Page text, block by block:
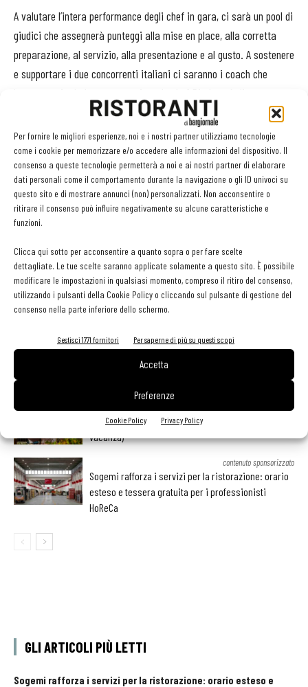
Per fornire le migliori esperienze, noi e i nostri partner utilizziamo tecnologie
come i cookie per memorizzare e/o accedere alle informazioni del dispositivo. Il
consenso a queste tecnologie permetterà a noi e ai nostri partner di elaborare
dati personali come il comportamento durante la navigazione o gli ID univoci su
questo sito e di mostrare annunci (non) personalizzati. Non acconsentire o
ritirare il consenso può influire negativamente su alcune caratteristiche e
funzioni.
Clicca qui sotto per acconsentire a quanto sopra o per fare scelte
dettagliate. Le tue scelte saranno applicate solamente a questo sito. È possibile
modificare le impostazioni in qualsiasi momento, compreso il ritiro del consenso,
utilizzando i pulsanti della Cookie Policy o cliccando sul pulsante di gestione del
consenso nella parte inferiore dello schermo.
Gestisci 1771 fornitori Per saperne di più su questi scopi
Accetta
Preferenze
Cookie Policy Privacy Policy
A valutare l’intera performance degli chef in gara, ci sarà un pool di
giudici che assegnerà punteggi alla mise en place, alla corretta
preparazione, al servizio, alla presentazione e al gusto. A sostenere
e supportare i due concorrenti italiani ci saranno i coach che
Spagnoli e gli chef Francesco Gotti e Gaetano Ragunì per Canargiu,
insieme al Team Manager della Nazionale Italiana Cuochi Daniele
Caldarulo.
LEGGI ANCHE
Ampliare l’attività del ristorante al catering? Sì, ma la
godersi le vacanze (o da scorprire se si è in
vacanza)
contenuto sponsorizzato
Sogemi rafforza i servizi per la ristorazione: orario
esteso e tessera gratuita per i professionisti
HoReCa
GLI ARTICOLI PIÙ LETTI
Sogemi rafforza i servizi per la ristorazione: orario esteso e